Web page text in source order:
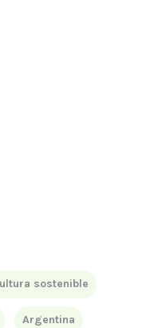
sostenible
Argentina